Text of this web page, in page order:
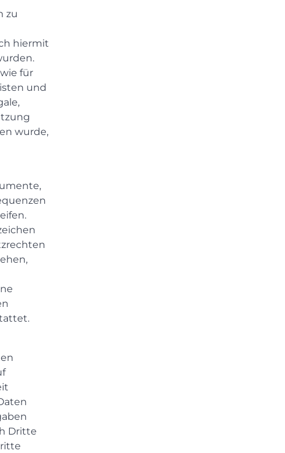
zu
hiermit
für
und
wurde,
Dritte